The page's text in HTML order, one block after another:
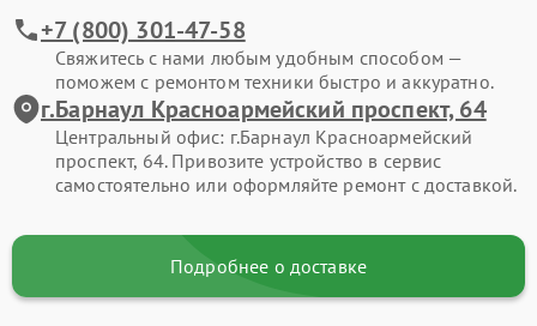
+7 (800) 301-47-58
Свяжитесь с нами любым удобным способом —
поможем с ремонтом техники быстро и аккуратно.
г.Барнаул Красноармейский проспект, 64
Центральный офис: г.Барнаул Красноармейский
проспект, 64. Привозите устройство в сервис
самостоятельно или оформляйте ремонт с доставкой.
Подробнее о доставке